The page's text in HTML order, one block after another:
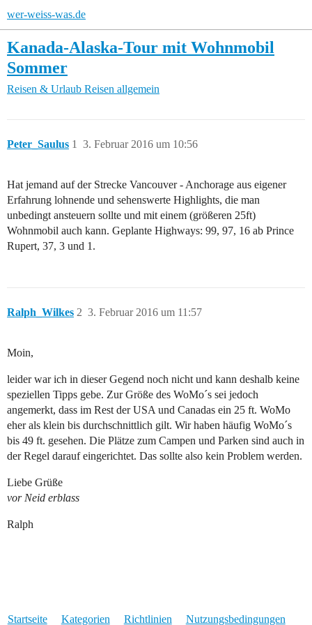
wer-weiss-was.de
Kanada-Alaska-Tour mit Wohnmobil
Sommer
Reisen & Urlaub Reisen allgemein
Peter_Saulus 3. Februar 2016 um 10:56
1
Hat jemand auf der Strecke Vancouver - Anchorage aus eigener
Erfahrung lohnende und sehenswerte Highlights, die man
unbedingt ansteuern sollte und mit einem (größeren 25ft)
Wohnmobil auch kann. Geplante Highways: 99, 97, 16 ab Prince
Rupert, 37, 3 und 1.
Ralph_Wilkes 3. Februar 2016 um 11:57
2
Moin,
leider war ich in dieser Gegend noch nicht und kann deshalb keine
speziellen Tipps gebe. Zur Größe des WoMo´s sei jedoch
angemerkt, dass im Rest der USA und Canadas ein 25 ft. WoMo
eher als klein bis durchschnittlich gilt. Wir haben häufig WoMo´s
bis 49 ft. gesehen. Die Plätze zum Campen und Parken sind auch in
der Regel darauf eingerichtet. Das sollte also kein Problem werden.
Liebe Grüße
vor Neid erblass
Ralph
Startseite Kategorien Richtlinien Nutzungsbedingungen